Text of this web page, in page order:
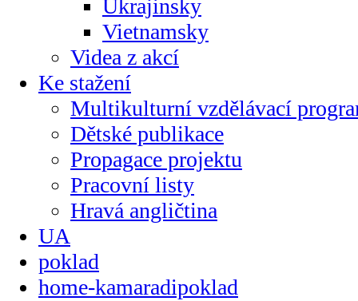
Ukrajinsky
Vietnamsky
Videa z akcí
Ke stažení
Multikulturní vzdělávací
Dětské publikace
Propagace projektu
Pracovní listy
Hravá angličtina
UA
poklad
home-kamaradipoklad